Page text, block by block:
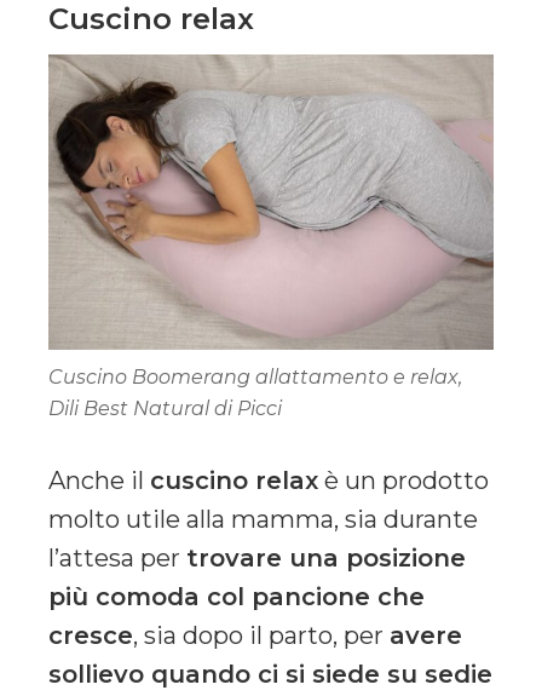
Cuscino relax
Cuscino Boomerang allattamento e relax,
Dili Best Natural di Picci
Anche il cuscino relax è un prodotto
molto utile alla mamma, sia durante
l’attesa per trovare una posizione
più comoda col pancione che
cresce, sia dopo il parto, per avere
sollievo quando ci si siede su sedie